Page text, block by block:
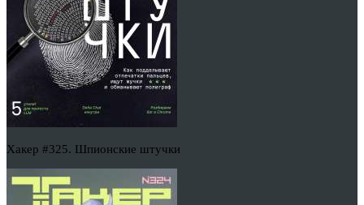
Хакер #325. Шпионские штучки